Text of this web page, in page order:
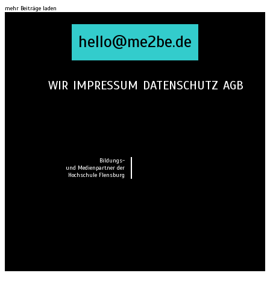
mehr Beiträge laden
hello@me2be.de
WIR IMPRESSUM DATENSCHUTZ AGB
Bildungs-
und Medienpartner der
Hochschule Flensburg